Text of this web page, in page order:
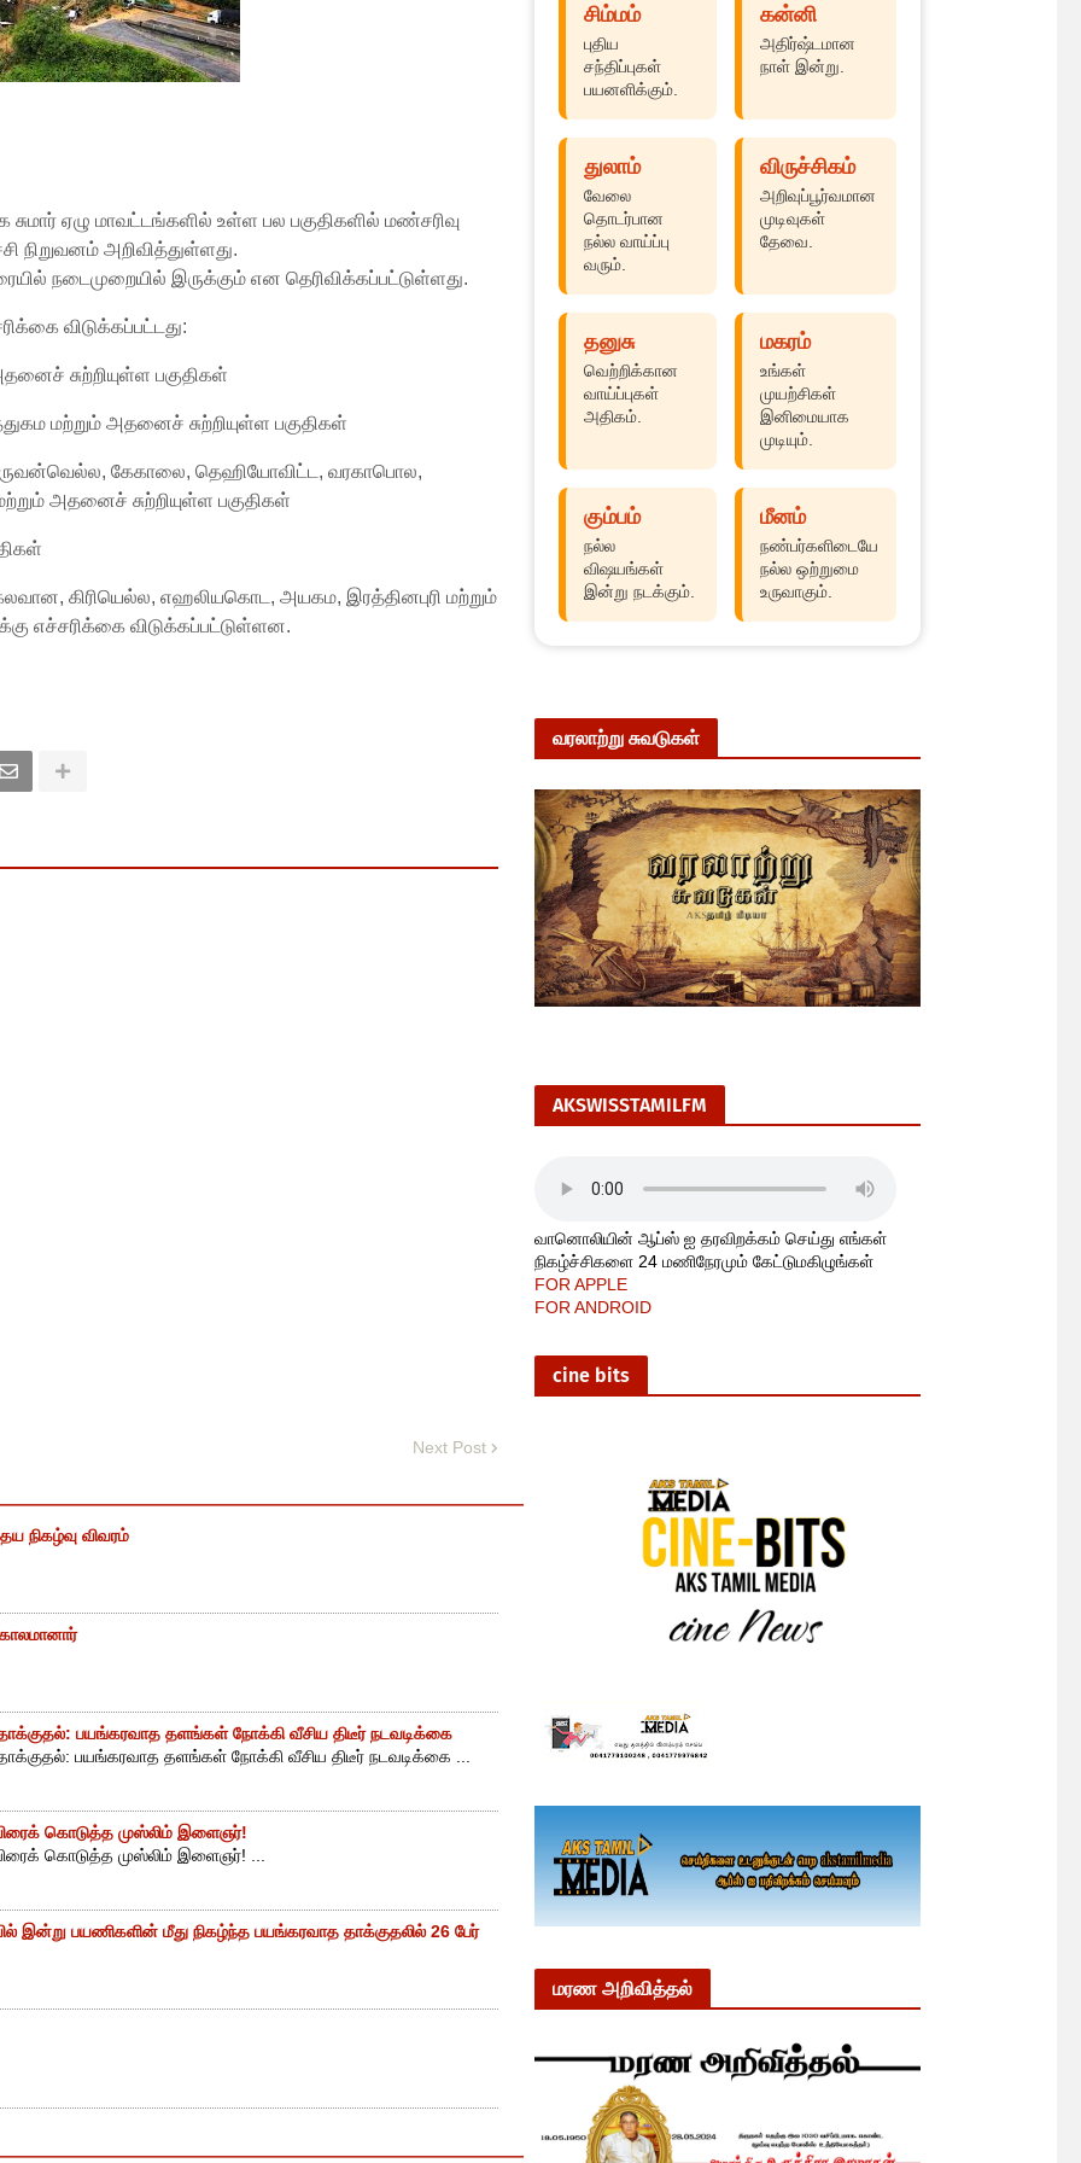
ஏழு மாவட்டங்களில் உள்ள பல பகுதிகளில் மண்சரிவு
நிறுவனம் அறிவித்துள்ளது.
நடைமுறையில் இருக்கும் என தெரிவிக்கப்பட்டுள்ளது.
விடுக்கப்பட்டது:
சுற்றியுள்ள பகுதிகள்
மற்றும் அதனைச் சுற்றியுள்ள பகுதிகள்
ருவன்வெல்ல, கேகாலை, தெஹியோவிட்ட, வரகாபொல,
அதனைச் சுற்றியுள்ள பகுதிகள்
கிரியெல்ல, எஹலியகொட, அயகம, இரத்தினபுரி மற்றும்
எச்சரிக்கை விடுக்கப்பட்டுள்ளன.
Next Post
நிகழ்வு விவரம்
பயங்கரவாத தளங்கள் நோக்கி வீசிய திடீர் நடவடிக்கை
பயங்கரவாத தளங்கள் நோக்கி வீசிய திடீர் நடவடிக்கை ...
கொடுத்த முஸ்லிம் இளைஞர்!
கொடுத்த முஸ்லிம் இளைஞர்! ...
இன்று பயணிகளின் மீது நிகழ்ந்த பயங்கரவாத தாக்குதலில் 26 பேர்
சிம்மம்
புதிய
சந்திப்புகள்
பயனளிக்கும்.
கன்னி
அதிர்ஷ்டமான
நாள் இன்று.
துலாம்
வேலை
தொடர்பான
நல்ல வாய்ப்பு
வரும்.
விருச்சிகம்
அறிவுப்பூர்வமான
முடிவுகள்
தேவை.
தனுசு
வெற்றிக்கான
வாய்ப்புகள்
அதிகம்.
மகரம்
உங்கள்
முயற்சிகள்
இனிமையாக
முடியும்.
கும்பம்
நல்ல
விஷயங்கள்
இன்று நடக்கும்.
மீனம்
நண்பர்களிடையே
நல்ல ஒற்றுமை
உருவாகும்.
வரலாற்று சுவடுகள்
AKSWISSTAMILFM
வானொலியின் ஆப்ஸ் ஐ தரவிறக்கம் செய்து எங்கள்
நிகழ்ச்சிகளை 24 மணிநேரமும் கேட்டுமகிழுங்கள்
FOR APPLE
FOR ANDROID
cine bits
மரண அறிவித்தல்